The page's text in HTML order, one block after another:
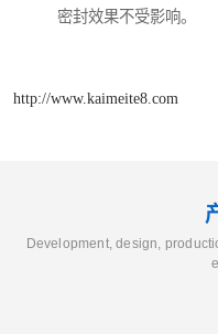
密封效果不受影响。
http://www.kaimeite8.com
Development, design,